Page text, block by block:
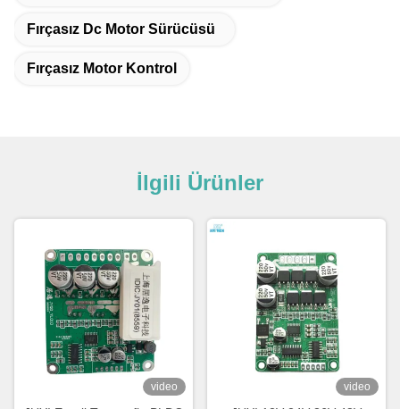
Fırçasız Dc Motor Sürücüsü
Fırçasız Motor Kontrol
İlgili Ürünler
video video